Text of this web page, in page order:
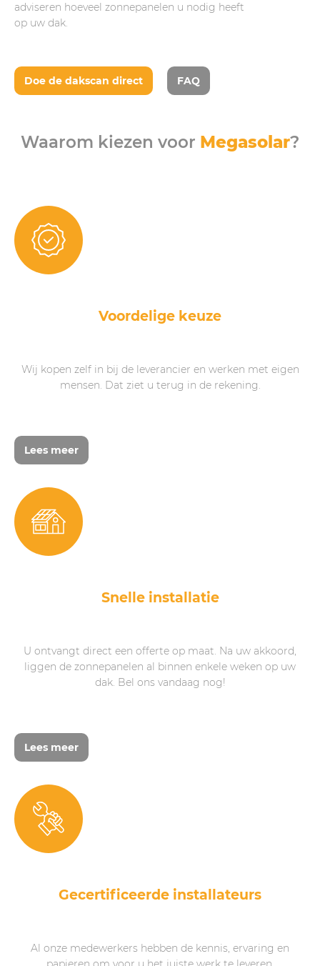
adviseren hoeveel zonnepanelen u nodig heeft
op uw dak.
Doe de dakscan direct FAQ
Waarom kiezen voor Megasolar?
Voordelige keuze
Wij kopen zelf in bij de leverancier en werken met eigen
mensen. Dat ziet u terug in de rekening.
Lees meer
Snelle installatie
U ontvangt direct een offerte op maat. Na uw akkoord,
liggen de zonnepanelen al binnen enkele weken op uw
dak. Bel ons vandaag nog!
Lees meer
Gecertificeerde installateurs
Al onze medewerkers hebben de kennis, ervaring en